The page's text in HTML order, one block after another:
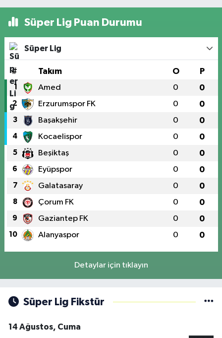
Süper Lig Puan Durumu
Süper Lig
# Takım O P
1 Amed 0 0
2 Erzurumspor FK 0 0
3 Başakşehir 0 0
4 Kocaelispor 0 0
5 Beşiktaş 0 0
6 Eyüpspor 0 0
7 Galatasaray 0 0
8 Çorum FK 0 0
9 Gaziantep FK 0 0
10 Alanyaspor 0 0
Detaylar için tıklayın
Süper Lig Fikstür
14 Ağustos, Cuma